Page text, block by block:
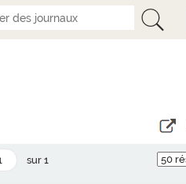
sur 1